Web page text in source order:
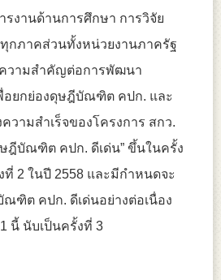
งานด้านการศึกษา การวิจัย
กภาคส่วนทั้งหน่วยงานภาครัฐ
วามสำคัญต่อการพัฒนา
อยกย่องดุษฎีบัณฑิต คปก. และ
วามสำเร็จของโครงการ สกว.
ษฎีบัณฑิต คปก. ดีเด่น” ขึ้นในครั้ง
ที่ 2 ในปี 2558 และมีกำหนดจะ
ฑิต คปก. ดีเด่นอย่างต่อเนื่อง
นี้ นับเป็นครั้งที่ 3